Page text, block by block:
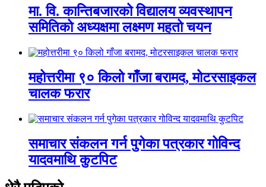
मा. वि. कान्तिबजारको विद्यालय व्यवस्थापन
समितिको अध्यक्षमा लक्ष्मण महतो चयन
महोत्तरीमा ९० किलो गाँजा बरामद, मोटरसाइकल
चालक फरार
समाचार संकलन गर्न पुगेका पत्रकार गोविन्द
यादवमाथि कुटपिट